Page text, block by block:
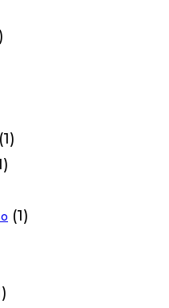
(1)
(1)